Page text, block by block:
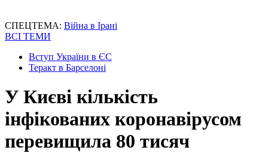
СПЕЦТЕМА: Війна в Ірані
ВСІ ТЕМИ
Вступ України в ЄС
Теракт в Барселоні
У Києві кількість
інфікованих коронавірусом
перевищила 80 тисяч